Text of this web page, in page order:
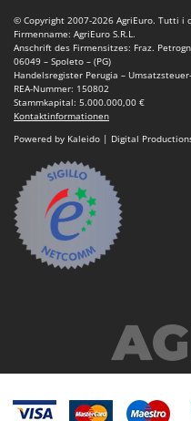
Rührtöpfe mit
Rupfmaschinen
S
Sämaschinen und
Schneefräsen
Schneeräumer
Schrotmühlen -
Schwader für
Sichelmähwerke für
Sichelmulcher für
Sortierer für Oliven
GreenBay
Greenworks
GRIFO
GVS
GYS
H
Hailo
Helvi
Henx
HiKOKI
Idromatic
Imperia
© Copyright 2007-2026 AgriEuro. Tutti
Firmenname: AgriEuro S.R.L.
Anschrift des Firmensitzes: Fraz.
06049 – Spoleto – (PG)
Handelsregister Perugia –
REA-Nummer: 150802
Stammkapital: 5.000.000,00 €
Kontaktinformationen
Powered by Kaleido | Digital